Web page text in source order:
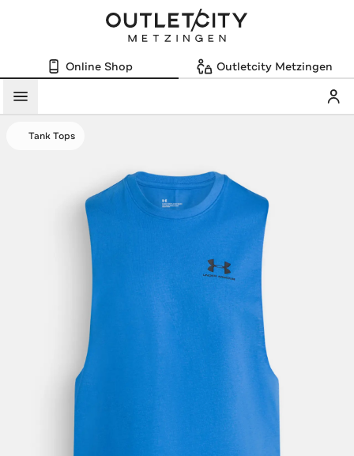
Online Shop Outletcity Metzingen
Menü
Tank Tops